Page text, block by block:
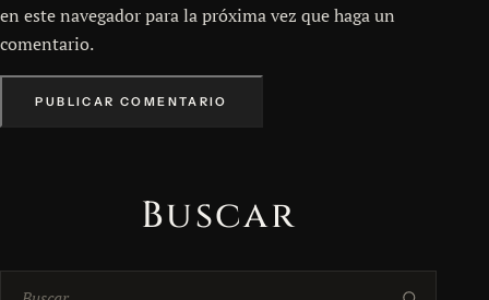
en este navegador para la próxima vez que haga un
comentario.
Buscar